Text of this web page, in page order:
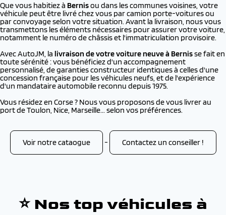
Que vous habitiez à Bernisou dans les communes voisines, votre
véhicule peut être livré chez vous par camion porte-voitures ou
par convoyage selon votre situation. Avant la livraison, nous vous
transmettons les éléments nécessaires pour assurer votre voiture,
notamment le numéro de châssis et l'immatriculation provisoire.
Avec AutoJM, la livraison de votre voiture neuve à Bernisse fait en
toute sérénité : vous bénéficiez d'un accompagnement
personnalisé, de garanties constructeur identiques à celles d'une
concession française pour les véhicules neufs, et de l'expérience
d'un mandataire automobile reconnu depuis 1975.
Vous résidez en Corse ? Nous vous proposons de vous livrer au
port de Toulon, Nice, Marseille... selon vos préférences.
Voir notre cataogue - Contactez un conseiller !
⭐ Nos top véhicules à